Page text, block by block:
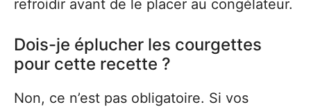
refroidir avant de le placer au congélateur.
Dois-je éplucher les courgettes
pour cette recette ?
Non, ce n’est pas obligatoire. Si vos